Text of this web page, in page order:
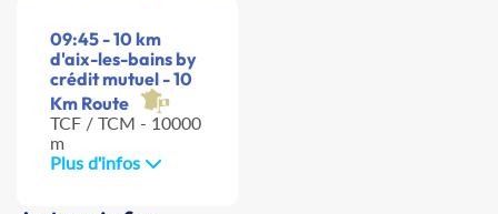
09:45 - 10 km
d'aix-les-bains by
crédit mutuel - 10
Km Route
TCF / TCM - 10000
m
Plus d'infos